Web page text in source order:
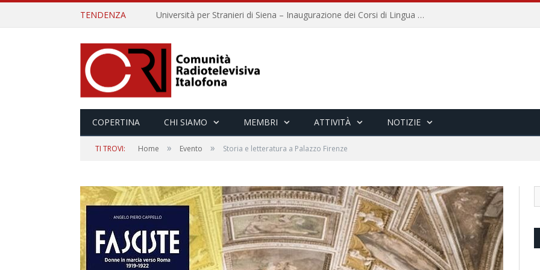
TENDENZA Università per Stranieri di Siena – Inaugurazione dei Corsi di Lingua e Cultura Italiana, 109a annata
COPERTINA CHI SIAMO MEMBRI ATTIVITÀ NOTIZIE
TI TROVI: Home » Evento » Storia e letteratura a Palazzo Firenze